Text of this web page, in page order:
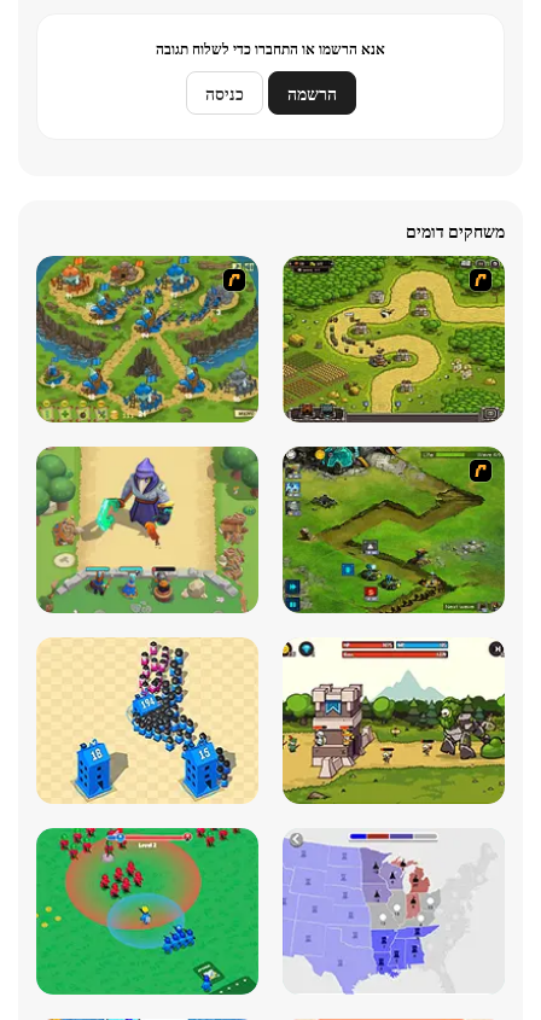
אנא הרשמו או התחברו כדי לשלוח תגובה
הרשמה כניסה
משחקים דומים